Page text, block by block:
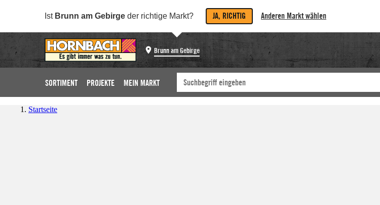
Ist Brunn am Gebirge der richtige Markt? JA, RICHTIG Anderen Markt wählen
Brunn am Gebirge
SORTIMENT PROJEKTE MEIN MARKT
Startseite